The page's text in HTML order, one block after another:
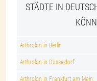
STÄDTE IN
Arthrolon in Berlin
Arthrolon in Düsseldorf
Arthrolon in Frankfurt am Main